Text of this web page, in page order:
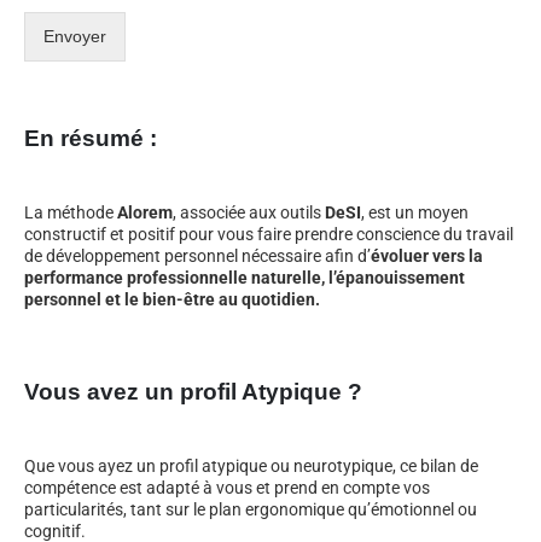
Envoyer
En résumé :
La méthodeAlorem, associée aux outils DeSI, est un moyen
constructif et positif pour vous faire prendre conscience du travail
de développement personnel nécessaire afin d’évoluer vers la
performance professionnelle naturelle, l’épanouissement
personnel et le bien-être au quotidien.
Vous avez un profil Atypique ?
Que vous ayez un profil atypique ou neurotypique, ce bilan de
compétence est adapté à vous et prend en compte vos
particularités, tant sur le plan ergonomique qu’émotionnel ou
cognitif.